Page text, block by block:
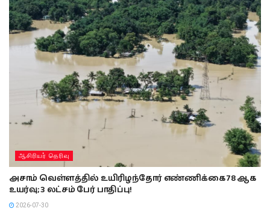
ஆசிரியர் தெரிவு
அசாம் வெள்ளத்தில் உயிரிழந்தோர் எண்ணிக்கை 78 ஆக
உயர்வு; 3 லட்சம் பேர் பாதிப்பு!
2026-07-30